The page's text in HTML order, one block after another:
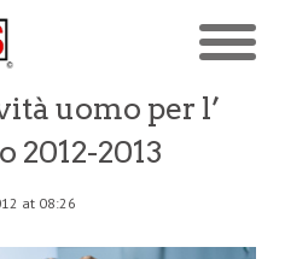
uomo per l’
2013
at 08:26